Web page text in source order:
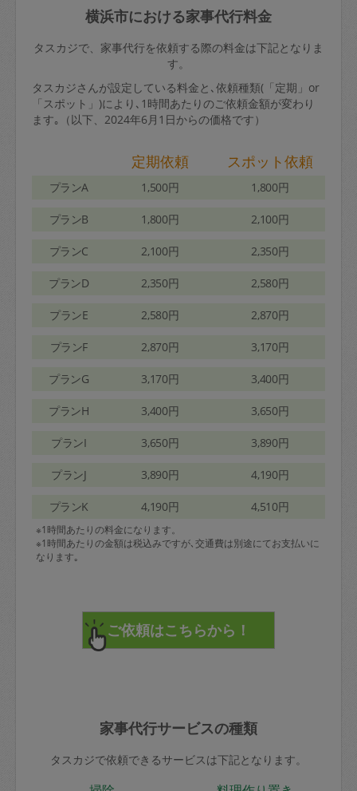
横浜市における家事代行料金
タスカジで、家事代行を依頼する際の料金は下記となりま
す。
タスカジさんが設定している料金と､依頼種類(「定期」or
「スポット」)により､1時間あたりのご依頼金額が変わり
ます｡（以下、2024年6月1日からの価格です）
定期依頼 スポット依頼
プランA 1,500円 1,800円
プランB 1,800円 2,100円
プランC 2,100円 2,350円
プランD 2,350円 2,580円
プランE 2,580円 2,870円
プランF 2,870円 3,170円
プランG 3,170円 3,400円
プランH 3,400円 3,650円
プランI 3,650円 3,890円
プランJ 3,890円 4,190円
プランK 4,190円 4,510円
※1時間あたりの料金になります。
※1時間あたりの金額は税込みですが､交通費は別途にてお支払いに
なります｡
家事代行サービスの種類
タスカジで依頼できるサービスは下記となります。